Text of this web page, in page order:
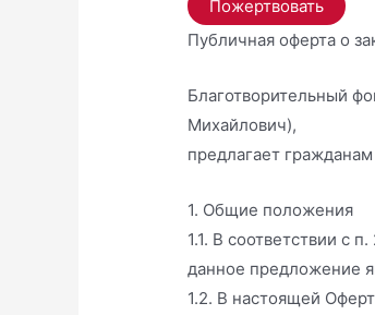
Публичная оферта о
Благотворительный
Михайлович),
предлагает
1. Общие положения
1.1. В соответствии с
данное предложение
1.2. В настоящей